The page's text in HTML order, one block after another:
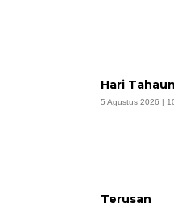
Hari
5 Agustus 2026 |
Terusan